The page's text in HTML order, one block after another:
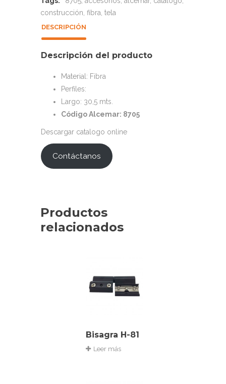
construcción, fibra, tela
DESCRIPCIÓN
Descripción del producto
Material: Fibra
Perfiles:
Largo: 30,5 mts.
Código Alcemar: 8705
Descargar catalogo online
Contáctanos
Productos
relacionados
Bisagra H-81
Leer más